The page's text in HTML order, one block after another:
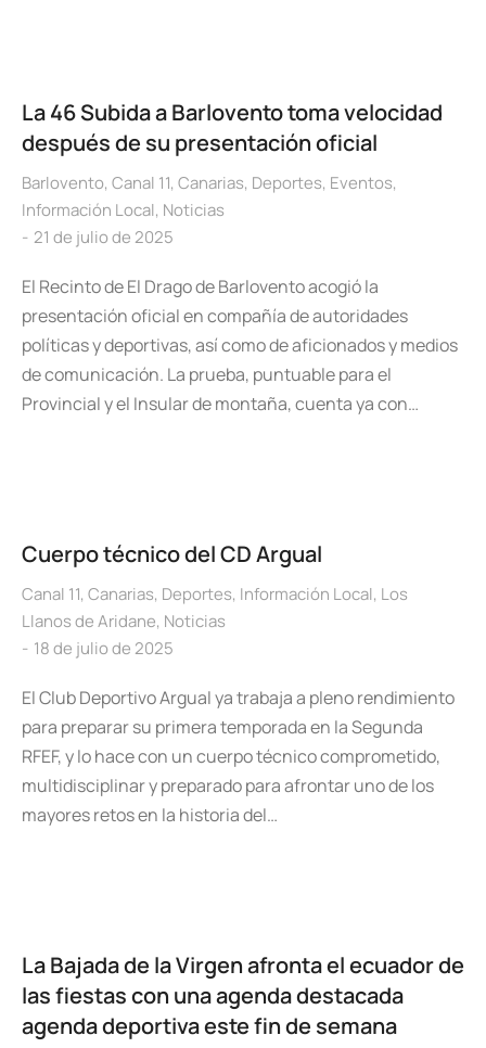
La 46 Subida a Barlovento toma velocidad
después de su presentación oficial
Barlovento, Canal 11, Canarias, Deportes, Eventos,
Información Local, Noticias
21 de julio de 2025
El Recinto de El Drago de Barlovento acogió la
presentación oficial en compañía de autoridades
políticas y deportivas, así como de aficionados y medios
de comunicación. La prueba, puntuable para el
Provincial y el Insular de montaña, cuenta ya con…
Cuerpo técnico del CD Argual
Canal 11, Canarias, Deportes, Información Local, Los
Llanos de Aridane, Noticias
18 de julio de 2025
El Club Deportivo Argual ya trabaja a pleno rendimiento
para preparar su primera temporada en la Segunda
RFEF, y lo hace con un cuerpo técnico comprometido,
multidisciplinar y preparado para afrontar uno de los
mayores retos en la historia del…
La Bajada de la Virgen afronta el ecuador de
las fiestas con una agenda destacada
agenda deportiva este fin de semana